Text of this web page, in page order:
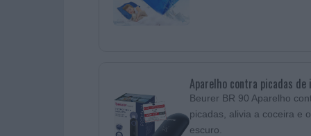
Aparelho contra picadas de
Beurer BR 90 Aparelho
picadas, alivia a coceira e
escuro.